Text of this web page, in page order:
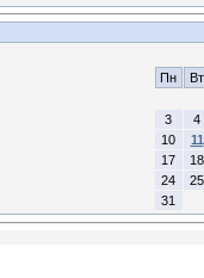
Пн Вт
3
4
10
11
17
18
24
25
31